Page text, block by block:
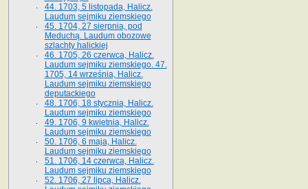
44. 1703, 5 listopada, Halicz.
Laudum sejmiku ziemskiego
45. 1704, 27 sierpnia, pod
Meduchą. Laudum obozowe
szlachty halickiej
46. 1705, 26 czerwca, Halicz.
Laudum sejmiku ziemskiego. 47.
1705, 14 września, Halicz.
Laudum sejmiku ziemskiego
deputackiego
48. 1706, 18 stycznia, Halicz.
Laudum sejmiku ziemskiego
49. 1706, 9 kwietnia, Halicz.
Laudum sejmiku ziemskiego
50. 1706, 6 maja, Halicz.
Laudum sejmiku ziemskiego
51. 1706, 14 czerwca, Halicz.
Laudum sejmiku ziemskiego
52. 1706, 27 lipca, Halicz.